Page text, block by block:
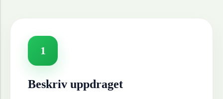
1
Beskriv uppdraget